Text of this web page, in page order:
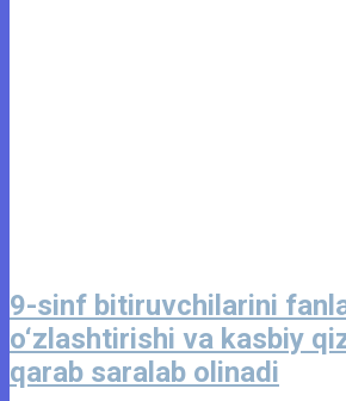
9-sinf bitiruvchilarini
o‘zlashtirishi va kasbiy
qarab saralab olinadi